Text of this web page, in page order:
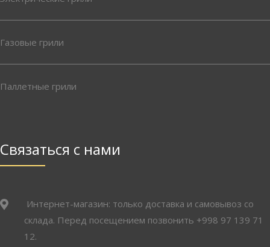
Газовые грили
Паллетные грили
Связаться с нами
Интернет-магазин: только доставка и самовывоз со
склада. Перед посещением позвонить +998 97 139 71
12.